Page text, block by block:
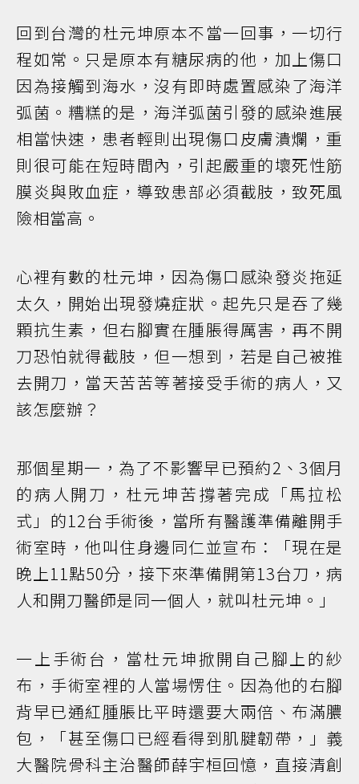
回到台灣的杜元坤原本不當一回事，一切行
程如常。只是原本有糖尿病的他，加上傷口
因為接觸到海水，沒有即時處置感染了海洋
弧菌。糟糕的是，海洋弧菌引發的感染進展
相當快速，患者輕則出現傷口皮膚潰爛，重
則很可能在短時間內，引起嚴重的壞死性筋
膜炎與敗血症，導致患部必須截肢，致死風
險相當高。
心裡有數的杜元坤，因為傷口感染發炎拖延
太久，開始出現發燒症狀。起先只是吞了幾
顆抗生素，但右腳實在腫脹得厲害，再不開
刀恐怕就得截肢，但一想到，若是自己被推
去開刀，當天苦苦等著接受手術的病人，又
該怎麼辦？
那個星期一，為了不影響早已預約2、3個月
的病人開刀，杜元坤苦撐著完成「馬拉松
式」的12台手術後，當所有醫護準備離開手
術室時，他叫住身邊同仁並宣布：「現在是
晚上11點50分，接下來準備開第13台刀，病
人和開刀醫師是同一個人，就叫杜元坤。」
一上手術台，當杜元坤掀開自己腳上的紗
布，手術室裡的人當場愣住。因為他的右腳
背早已通紅腫脹比平時還要大兩倍、布滿膿
包，「甚至傷口已經看得到肌腱韌帶，」義
大醫院骨科主治醫師薛宇桓回憶，直接清創